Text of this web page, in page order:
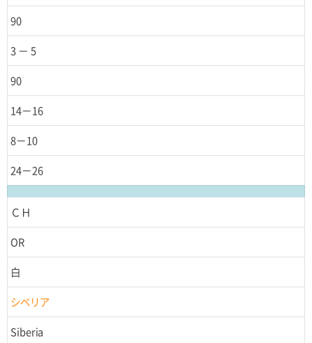
90
3 － 5
90
14－16
8－10
24－26
ＣＨ
OR
白
シベリア
Siberia